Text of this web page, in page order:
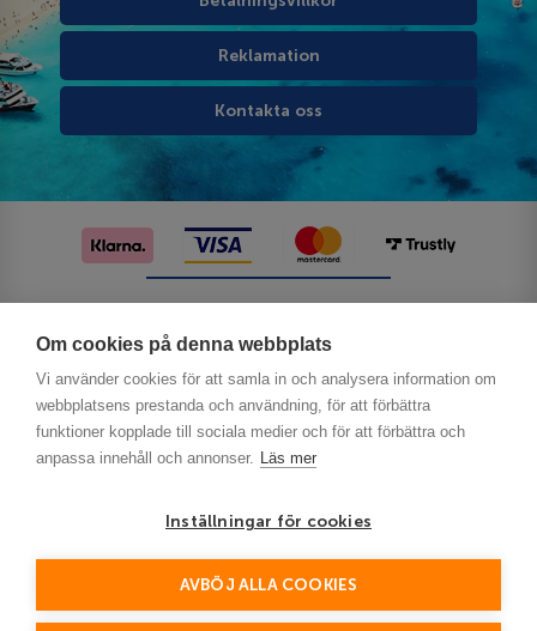
Om cookies på denna webbplats
Vi använder cookies för att samla in och analysera information om
webbplatsens prestanda och användning, för att förbättra
funktioner kopplade till sociala medier och för att förbättra och
anpassa innehåll och annonser. Läs mer
Inställningar för cookies
AVBÖJ ALLA COOKIES
Reklamation
Kontakta oss
This site is protected by reCAPTCHA and the Google
Policy and Terms of Service apply.